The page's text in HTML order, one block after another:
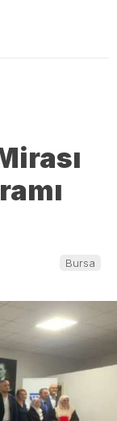
Bursa